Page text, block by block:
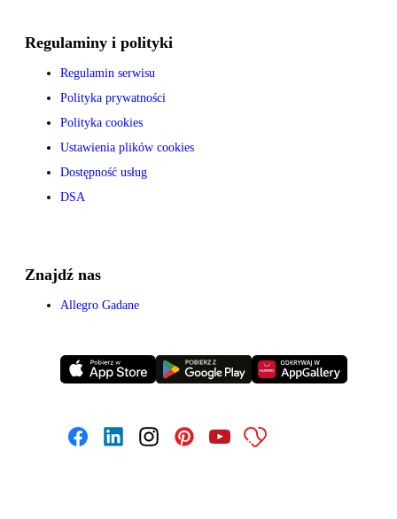
Regulaminy i polityki
Regulamin serwisu
Polityka prywatności
Polityka cookies
Ustawienia plików cookies
Dostępność usług
DSA
Znajdź nas
Allegro Gadane